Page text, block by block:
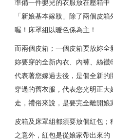
準備一件嬰兒的衣服放在壓箱中
「新娘基本嫁妝」除了兩個皮
喔！床罩組以暖色係為主！
而兩個皮箱；一個皮箱要放妳
妳要穿的全新內衣、內褲、絲襪
代表著您嫁過去後，是個全新
穿過的舊衣服，代表您光明正大
走，禮俗來說，是要完全離開娘
皮箱及床罩組都須要放個紅包
之意外，紅包是從娘家帶出來